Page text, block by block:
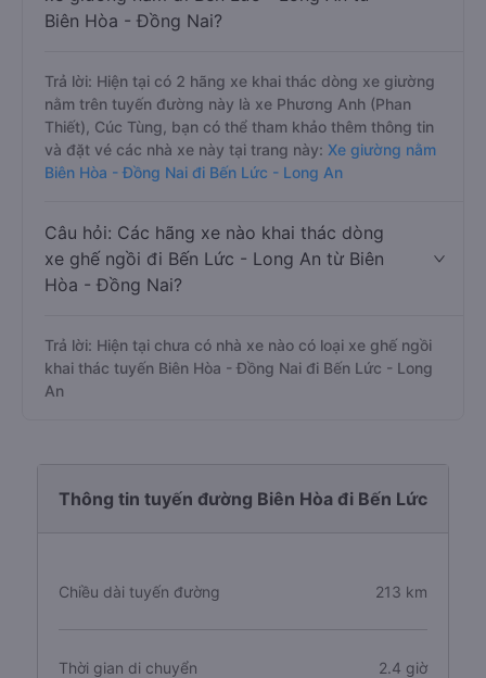
Biên Hòa - Đồng Nai?
Trả lời: Hiện tại có 2 hãng xe khai thác dòng xe giường
nằm trên tuyến đường này là xe Phương Anh (Phan
Thiết), Cúc Tùng, bạn có thể tham khảo thêm thông tin
và đặt vé các nhà xe này tại trang này: Xe giường nằm
Biên Hòa - Đồng Nai đi Bến Lức - Long An
Câu hỏi: Các hãng xe nào khai thác dòng
xe ghế ngồi đi Bến Lức - Long An từ Biên
Hòa - Đồng Nai?
Trả lời: Hiện tại chưa có nhà xe nào có loại xe ghế ngồi
khai thác tuyến Biên Hòa - Đồng Nai đi Bến Lức - Long
An
Thông tin tuyến đường Biên Hòa đi Bến Lức
Chiều dài tuyến đường 213 km
Thời gian di chuyển 2.4 giờ